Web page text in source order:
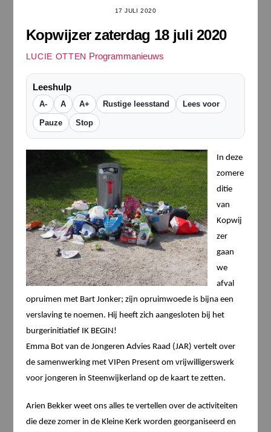
17 JULI 2020
Kopwijzer zaterdag 18 juli 2020
LUCIE OTTEN Programmanieuws
Leeshulp
A- A A+ Rustige leesstand Lees voor
Pauze Stop
In deze
zomere
ditie
van
Kopwij
zer
gaan
we
afval
opruimen met Bart Jonker; zijn opruimwoede is bijna een
verslaving te noemen. Hij heeft zich aangesloten bij het
burgerinitiatief IK BEGIN!
Emma Bot van de Jongeren Advies Raad (JAR) vertelt over
de samenwerking met VIPen Present om vrijwilligerswerk
voor jongeren in Steenwijkerland op de kaart te zetten.
Arien Bekker weet ons alles te vertellen over de activiteiten
die deze zomer in de Kleine Kerk worden georganiseerd en